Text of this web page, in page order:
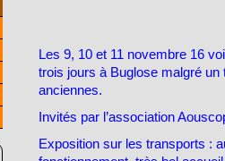
Les 9, 10 et 11 novembre 16
trois jours à Buglose malgré
anciennes.
Invités par l’association
Exposition sur les transports :